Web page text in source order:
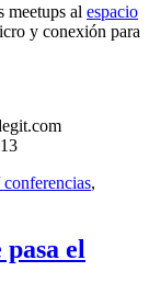
meetups al espacio
y conexión para
,
el